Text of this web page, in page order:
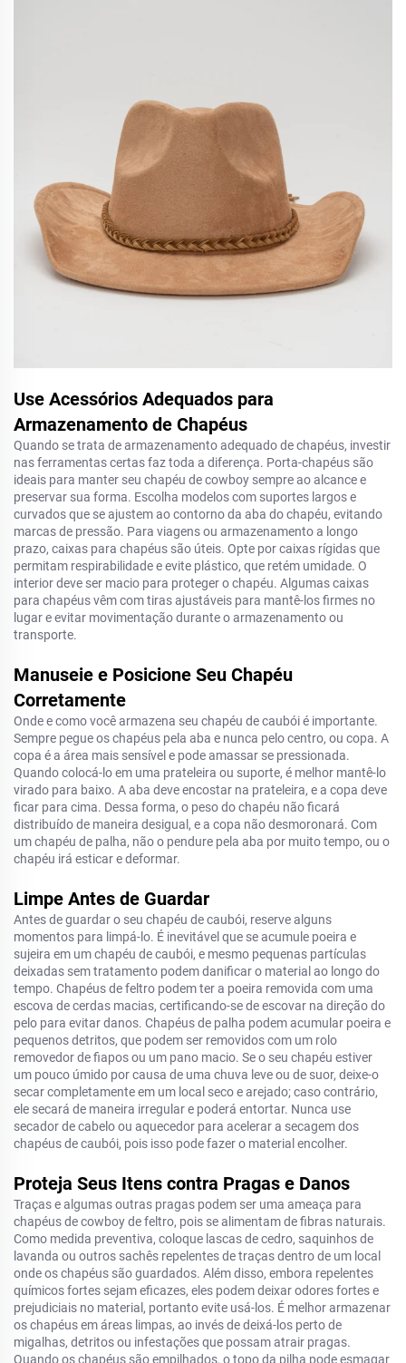
Use Acessórios Adequados para
Armazenamento de Chapéus
Quando se trata de armazenamento adequado de chapéus, investir
nas ferramentas certas faz toda a diferença. Porta-chapéus são
ideais para manter seu chapéu de cowboy sempre ao alcance e
preservar sua forma. Escolha modelos com suportes largos e
curvados que se ajustem ao contorno da aba do chapéu, evitando
marcas de pressão. Para viagens ou armazenamento a longo
prazo, caixas para chapéus são úteis. Opte por caixas rígidas que
permitam respirabilidade e evite plástico, que retém umidade. O
interior deve ser macio para proteger o chapéu. Algumas caixas
para chapéus vêm com tiras ajustáveis para mantê-los firmes no
lugar e evitar movimentação durante o armazenamento ou
transporte.
Manuseie e Posicione Seu Chapéu
Corretamente
Onde e como você armazena seu chapéu de caubói é importante.
Sempre pegue os chapéus pela aba e nunca pelo centro, ou copa. A
copa é a área mais sensível e pode amassar se pressionada.
Quando colocá-lo em uma prateleira ou suporte, é melhor mantê-lo
virado para baixo. A aba deve encostar na prateleira, e a copa deve
ficar para cima. Dessa forma, o peso do chapéu não ficará
distribuído de maneira desigual, e a copa não desmoronará. Com
um chapéu de palha, não o pendure pela aba por muito tempo, ou o
chapéu irá esticar e deformar.
Limpe Antes de Guardar
Antes de guardar o seu chapéu de caubói, reserve alguns
momentos para limpá-lo. É inevitável que se acumule poeira e
sujeira em um chapéu de caubói, e mesmo pequenas partículas
deixadas sem tratamento podem danificar o material ao longo do
tempo. Chapéus de feltro podem ter a poeira removida com uma
escova de cerdas macias, certificando-se de escovar na direção do
pelo para evitar danos. Chapéus de palha podem acumular poeira e
pequenos detritos, que podem ser removidos com um rolo
removedor de fiapos ou um pano macio. Se o seu chapéu estiver
um pouco úmido por causa de uma chuva leve ou de suor, deixe-o
secar completamente em um local seco e arejado; caso contrário,
ele secará de maneira irregular e poderá entortar. Nunca use
secador de cabelo ou aquecedor para acelerar a secagem dos
chapéus de caubói, pois isso pode fazer o material encolher.
Proteja Seus Itens contra Pragas e Danos
Traças e algumas outras pragas podem ser uma ameaça para
chapéus de cowboy de feltro, pois se alimentam de fibras naturais.
Como medida preventiva, coloque lascas de cedro, saquinhos de
lavanda ou outros sachês repelentes de traças dentro de um local
onde os chapéus são guardados. Além disso, embora repelentes
químicos fortes sejam eficazes, eles podem deixar odores fortes e
prejudiciais no material, portanto evite usá-los. É melhor armazenar
os chapéus em áreas limpas, ao invés de deixá-los perto de
migalhas, detritos ou infestações que possam atrair pragas.
Quando os chapéus são empilhados, o topo da pilha pode esmagar